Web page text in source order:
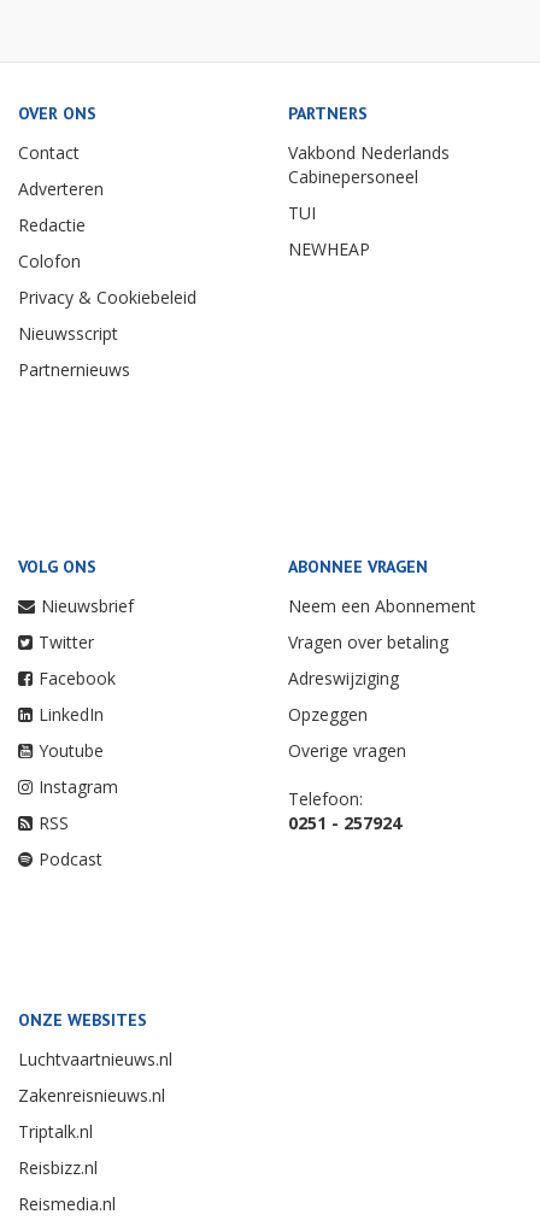
OVER ONS
Contact
Adverteren
Redactie
Colofon
Privacy & Cookiebeleid
Nieuwsscript
Partnernieuws
PARTNERS
Vakbond Nederlands
Cabinepersoneel
TUI
NEWHEAP
VOLG ONS
Nieuwsbrief
Twitter
Facebook
LinkedIn
Youtube
Instagram
RSS
Podcast
ABONNEE VRAGEN
Neem een Abonnement
Vragen over betaling
Adreswijziging
Opzeggen
Overige vragen
Telefoon:
0251 - 257924
ONZE WEBSITES
Luchtvaartnieuws.nl
Zakenreisnieuws.nl
Triptalk.nl
Reisbizz.nl
Reismedia.nl